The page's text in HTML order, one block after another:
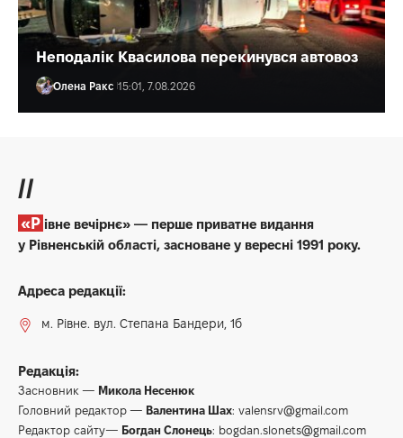
Неподалік Квасилова перекинувся автовоз
Олена Ракс 15:01, 7.08.2026
//
«Рівне вечірнє» — перше приватне видання
у Рівненській області, засноване у вересні 1991 року.
Адреса редакції:
м. Рівне. вул. Степана Бандери, 1б
Редакція:
Засновник — Микола Несенюк
Головний редактор — Валентина Шах: valensrv@gmail.com
Редактор сайту— Богдан Слонець: bogdan.slonets@gmail.com